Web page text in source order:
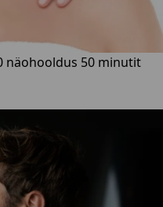
näohooldus 50 minutit